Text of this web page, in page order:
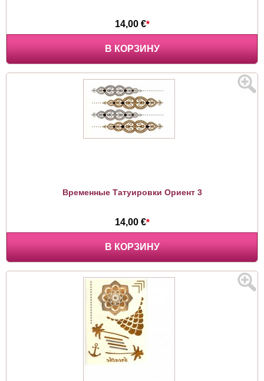
14,00 €*
В КОРЗИНУ
Временные Татуировки Ориент 3
14,00 €*
В КОРЗИНУ